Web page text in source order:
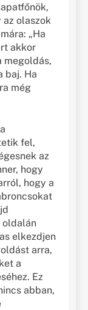
az olaszok
„Ha
akkor
megoldás,
baj. Ha
még
fel,
az
hogy
hogy a
oldalán
elkezdjen
arra,
a
Ez
abban,